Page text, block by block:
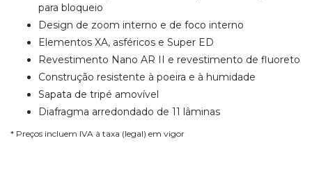
para bloqueio
Design de zoom interno e de foco interno
Elementos XA, asféricos e Super ED
Revestimento Nano AR II e revestimento de fluoreto
Construção resistente à poeira e à humidade
Sapata de tripé amovível
Diafragma arredondado de 11 lâminas
* Preços incluem IVA à taxa (legal) em vigor